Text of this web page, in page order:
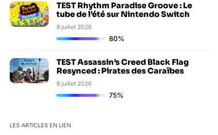
TEST Rhythm Paradise Groove : Le
tube de l’été sur Nintendo Switch
9 juillet 2026
80%
TEST Assassin’s Creed Black Flag
Resynced : Pirates des Caraïbes
8 juillet 2026
75%
LES ARTICLES EN LIEN